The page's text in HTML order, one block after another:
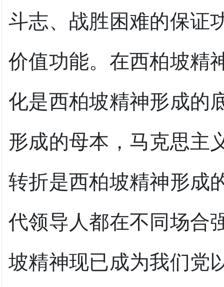
斗志、战胜困难的保证
价值功能。在西柏坡精
化是西柏坡精神形成的
形成的母本，马克思主
转折是西柏坡精神形成
代领导人都在不同场合
坡精神现已成为我们党